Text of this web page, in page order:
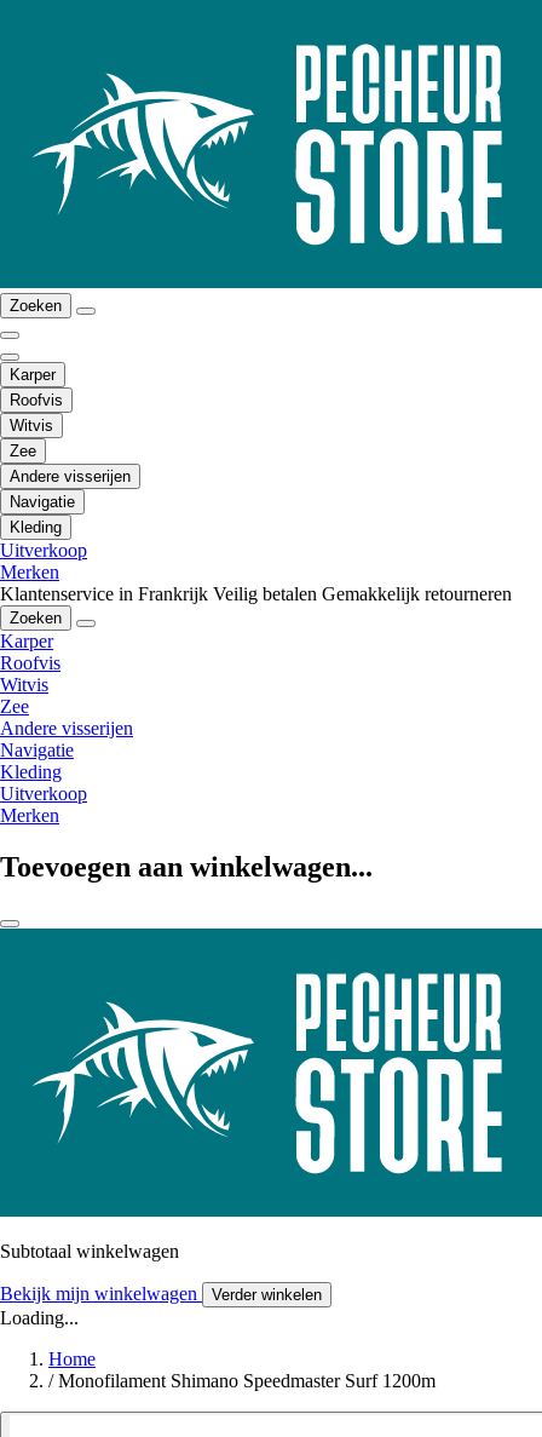
Zoeken
Karper
Roofvis
Witvis
Zee
Andere visserijen
Navigatie
Kleding
Uitverkoop
Merken
Klantenservice in Frankrijk Veilig betalen Gemakkelijk retourneren
Zoeken
Karper
Roofvis
Witvis
Zee
Andere visserijen
Navigatie
Kleding
Uitverkoop
Merken
Toevoegen aan winkelwagen...
Subtotaal winkelwagen
Bekijk mijn winkelwagen Verder winkelen
Loading...
Home
/ Monofilament Shimano Speedmaster Surf 1200m